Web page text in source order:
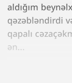
aldığım
qəzəbləndirdi
qapalı
ən...